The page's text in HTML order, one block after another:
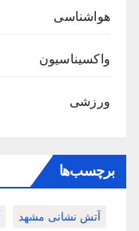
هواشناسی
واکسیناسیون
ورزشی
برچسب‌ها
آتش نشانی مشهد